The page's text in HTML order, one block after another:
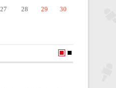
27 28 29
30